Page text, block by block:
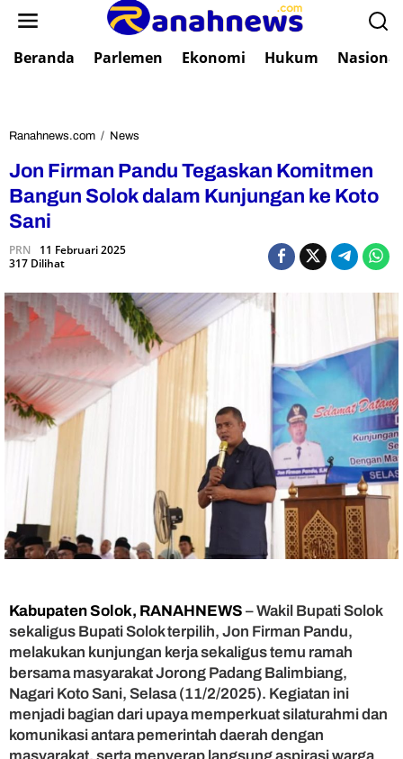
Beranda Parlemen Ekonomi Hukum Nasional
Ranahnews.com / News
n
F
P
a
n
d
u
o
t
m
e
n
B
a
n
g
Jon Firman Pandu Tegaskan Komitmen
Bangun Solok dalam Kunjungan ke Koto
Sani
PRN
11 Februari 2025
317 Dilihat
Kabupaten Solok, RANAHNEWS – Wakil Bupati Solok
sekaligus Bupati Solok terpilih, Jon Firman Pandu,
melakukan kunjungan kerja sekaligus temu ramah
bersama masyarakat Jorong Padang Balimbiang,
Nagari Koto Sani, Selasa (11/2/2025). Kegiatan ini
menjadi bagian dari upaya memperkuat silaturahmi dan
komunikasi antara pemerintah daerah dengan